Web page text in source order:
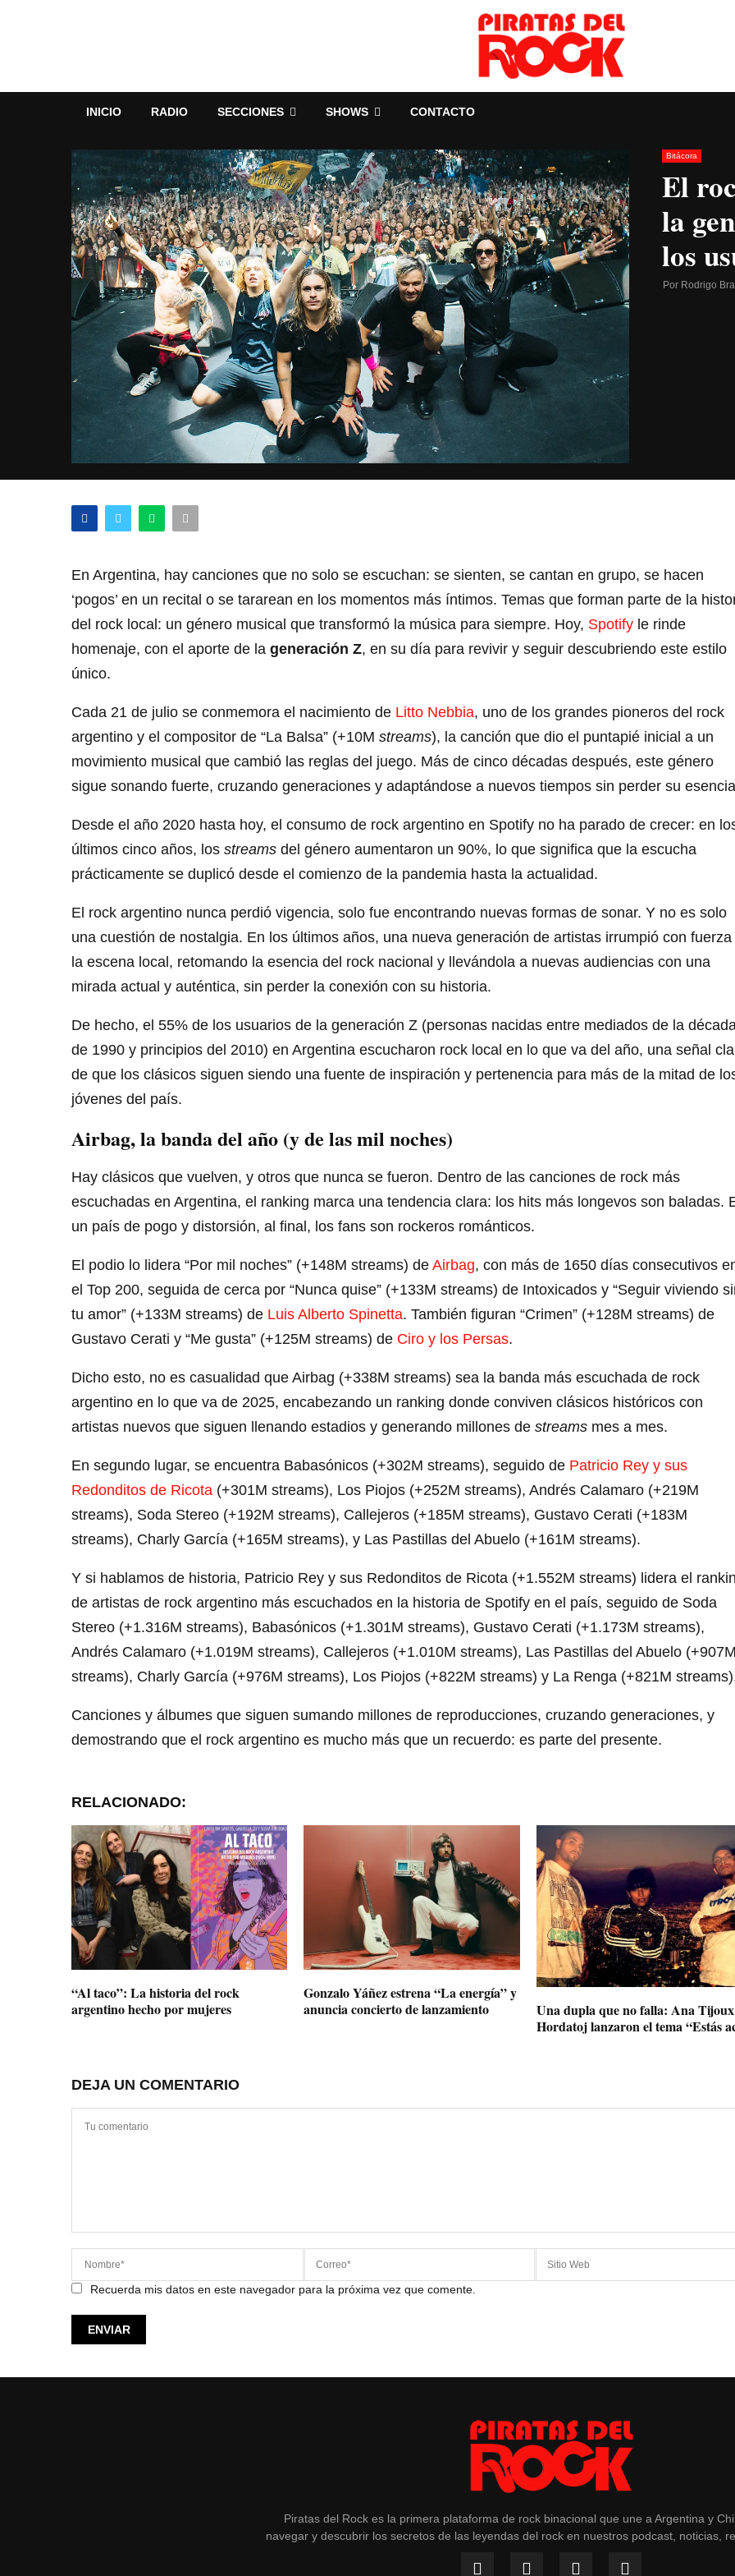
INICIO RADIO SECCIONES SHOWS CONTACTO
Bitácora
El
la
los
Por Rodrigo
En Argentina, hay canciones que no solo se escuchan: se sienten, se cantan en grupo, se hacen
‘pogos’ en un recital o se tararean en los momentos más íntimos. Temas que forman parte de la
del rock local: un género musical que transformó la música para siempre. Hoy, Spotify le rinde
homenaje, con el aporte de la generación Z, en su día para revivir y seguir descubriendo este estilo
único.
Cada 21 de julio se conmemora el nacimiento de Litto Nebbia, uno de los grandes pioneros del rock
argentino y el compositor de “La Balsa” (+10M streams), la canción que dio el puntapié inicial a un
movimiento musical que cambió las reglas del juego. Más de cinco décadas después, este género
sigue sonando fuerte, cruzando generaciones y adaptándose a nuevos tiempos sin perder su
Desde el año 2020 hasta hoy, el consumo de rock argentino en Spotify no ha parado de crecer: en
últimos cinco años, los streams del género aumentaron un 90%, lo que significa que la escucha
prácticamente se duplicó desde el comienzo de la pandemia hasta la actualidad.
El rock argentino nunca perdió vigencia, solo fue encontrando nuevas formas de sonar. Y no es solo
una cuestión de nostalgia. En los últimos años, una nueva generación de artistas irrumpió con fuerza
la escena local, retomando la esencia del rock nacional y llevándola a nuevas audiencias con una
mirada actual y auténtica, sin perder la conexión con su historia.
De hecho, el 55% de los usuarios de la generación Z (personas nacidas entre mediados de la
de 1990 y principios del 2010) en Argentina escucharon rock local en lo que va del año, una señal
de que los clásicos siguen siendo una fuente de inspiración y pertenencia para más de la mitad de
jóvenes del país.
Airbag, la banda del año (y de las mil noches)
Hay clásicos que vuelven, y otros que nunca se fueron. Dentro de las canciones de rock más
escuchadas en Argentina, el ranking marca una tendencia clara: los hits más longevos son baladas.
un país de pogo y distorsión, al final, los fans son rockeros románticos.
El podio lo lidera “Por mil noches” (+148M streams) de Airbag, con más de 1650 días consecutivos
el Top 200, seguida de cerca por “Nunca quise” (+133M streams) de Intoxicados y “Seguir viviendo
tu amor” (+133M streams) de Luis Alberto Spinetta. También figuran “Crimen” (+128M streams) de
Gustavo Cerati y “Me gusta” (+125M streams) de Ciro y los Persas.
Dicho esto, no es casualidad que Airbag (+338M streams) sea la banda más escuchada de rock
argentino en lo que va de 2025, encabezando un ranking donde conviven clásicos históricos con
artistas nuevos que siguen llenando estadios y generando millones de streams mes a mes.
En segundo lugar, se encuentra Babasónicos (+302M streams), seguido de Patricio Rey y sus
Redonditos de Ricota (+301M streams), Los Piojos (+252M streams), Andrés Calamaro (+219M
streams), Soda Stereo (+192M streams), Callejeros (+185M streams), Gustavo Cerati (+183M
streams), Charly García (+165M streams), y Las Pastillas del Abuelo (+161M streams).
Y si hablamos de historia, Patricio Rey y sus Redonditos de Ricota (+1.552M streams) lidera el
de artistas de rock argentino más escuchados en la historia de Spotify en el país, seguido de Soda
Stereo (+1.316M streams), Babasónicos (+1.301M streams), Gustavo Cerati (+1.173M streams),
Andrés Calamaro (+1.019M streams), Callejeros (+1.010M streams), Las Pastillas del Abuelo (+907M
streams), Charly García (+976M streams), Los Piojos (+822M streams) y La Renga (+821M
Canciones y álbumes que siguen sumando millones de reproducciones, cruzando generaciones, y
demostrando que el rock argentino es mucho más que un recuerdo: es parte del presente.
RELACIONADO:
“Al taco”: La historia del rock
argentino hecho por mujeres
Gonzalo Yáñez estrena “La energía” y
anuncia concierto de lanzamiento
Una dupla que no falla: Ana
Hordatoj lanzaron el tema “Estás
DEJA UN COMENTARIO
Recuerda mis datos en este navegador para la próxima vez que comente.
Piratas del Rock es la primera plataforma de rock binacional que une a Argentina y
navegar y descubrir los secretos de las leyendas del rock en nuestros podcast, noticias,